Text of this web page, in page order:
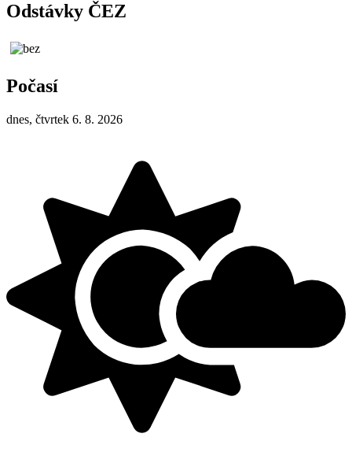
Odstávky ČEZ
Počasí
dnes, čtvrtek 6. 8. 2026